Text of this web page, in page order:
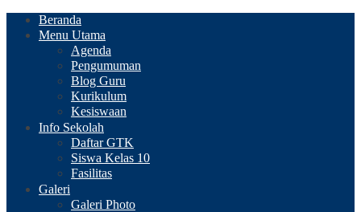
Beranda
Menu Utama
Agenda
Pengumuman
Blog Guru
Kurikulum
Kesiswaan
Info Sekolah
Daftar GTK
Siswa Kelas 10
Fasilitas
Galeri
Galeri Photo